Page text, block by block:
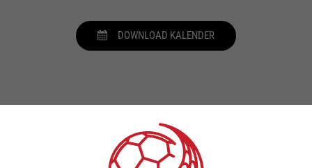
DOWNLOAD KALENDER